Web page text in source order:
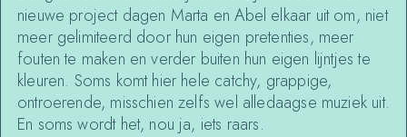
nieuwe project dagen Marta en Abel elkaar uit om, niet
meer gelimiteerd door hun eigen pretenties, meer
fouten te maken en verder buiten hun eigen lijntjes te
kleuren. Soms komt hier hele catchy, grappige,
ontroerende, misschien zelfs wel alledaagse muziek uit.
En soms wordt het, nou ja, iets raars.